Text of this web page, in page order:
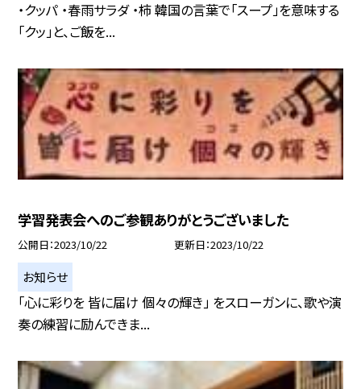
・クッパ ・春雨サラダ ・柿 韓国の言葉で「スープ」を意味する
「クッ」と、ご飯を...
学習発表会へのご参観ありがとうございました
公開日 2023/10/22 更新日 2023/10/22
お知らせ
「心に彩りを 皆に届け 個々の輝き」 をスローガンに、歌や演
奏の練習に励んできま...